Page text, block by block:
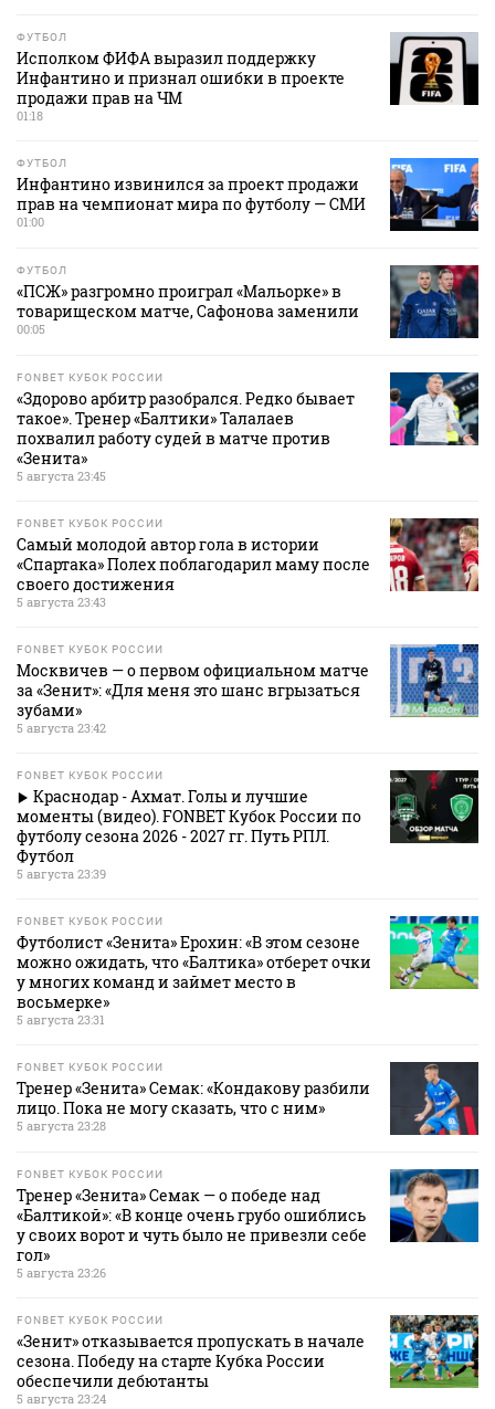
ФУТБОЛ
Исполком ФИФА выразил поддержку
Инфантино и признал ошибки в проекте
продажи прав на ЧМ
01:18
ФУТБОЛ
Инфантино извинился за проект продажи
прав на чемпионат мира по футболу — СМИ
01:00
ФУТБОЛ
«ПСЖ» разгромно проиграл «Мальорке» в
товарищеском матче, Сафонова заменили
00:05
FONBET КУБОК РОССИИ
«Здорово арбитр разобрался. Редко бывает
такое». Тренер «Балтики» Талалаев
похвалил работу судей в матче против
«Зенита»
5 августа 23:45
FONBET КУБОК РОССИИ
Самый молодой автор гола в истории
«Спартака» Полех поблагодарил маму после
своего достижения
5 августа 23:43
FONBET КУБОК РОССИИ
Москвичев — о первом официальном матче
за «Зенит»: «Для меня это шанс вгрызаться
зубами»
5 августа 23:42
FONBET КУБОК РОССИИ
Краснодар - Ахмат. Голы и лучшие
моменты (видео). FONBET Кубок России по
футболу сезона 2026 - 2027 гг. Путь РПЛ.
Футбол
5 августа 23:39
FONBET КУБОК РОССИИ
Футболист «Зенита» Ерохин: «В этом сезоне
можно ожидать, что «Балтика» отберет очки
у многих команд и займет место в
восьмерке»
5 августа 23:31
FONBET КУБОК РОССИИ
Тренер «Зенита» Семак: «Кондакову разбили
лицо. Пока не могу сказать, что с ним»
5 августа 23:28
FONBET КУБОК РОССИИ
Тренер «Зенита» Семак — о победе над
«Балтикой»: «В конце очень грубо ошиблись
у своих ворот и чуть было не привезли себе
гол»
5 августа 23:26
FONBET КУБОК РОССИИ
«Зенит» отказывается пропускать в начале
сезона. Победу на старте Кубка России
обеспечили дебютанты
5 августа 23:24